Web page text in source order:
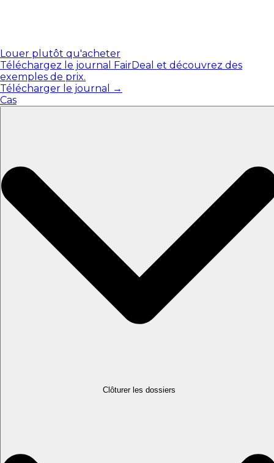
Louer plutôt qu'acheter
Téléchargez le journal FairDeal et découvrez des
exemples de prix.
Télécharger le journal →
Cas
Clôturer les dossiers